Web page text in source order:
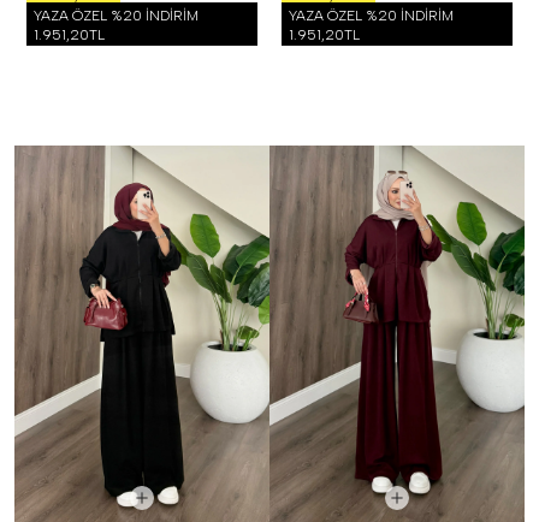
YAZA ÖZEL %20 İNDİRİM
1.951,20TL
YAZA ÖZEL %20 İNDİRİM
1.951,20TL